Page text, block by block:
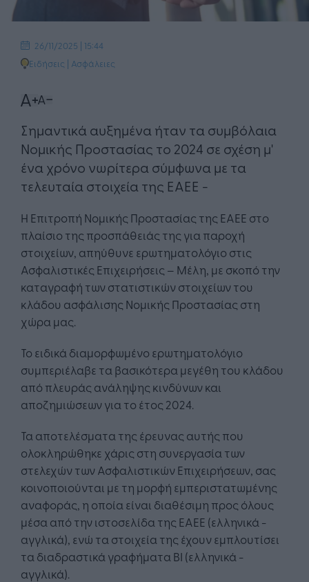
26/11/2025 | 15:44
Ειδήσεις | Ασφάλειες
Σημαντικά αυξημένα ήταν τα συμβόλαια
Νομικής Προστασίας το 2024 σε σχέση μ'
ένα χρόνο νωρίτερα σύμφωνα με τα
τελευταία στοιχεία της ΕΑΕΕ -
Η Επιτροπή Νομικής Προστασίας της ΕΑΕΕ στο
πλαίσιο της προσπάθειάς της για παροχή
στοιχείων, απηύθυνε ερωτηματολόγιο στις
Ασφαλιστικές Επιχειρήσεις – Μέλη, με σκοπό την
καταγραφή των στατιστικών στοιχείων του
κλάδου ασφάλισης Νομικής Προστασίας στη
χώρα μας.
Το ειδικά διαμορφωμένο ερωτηματολόγιο
συμπεριέλαβε τα βασικότερα μεγέθη του κλάδου
από πλευράς ανάληψης κινδύνων και
αποζημιώσεων για το έτος 2024.
Τα αποτελέσματα της έρευνας αυτής που
ολοκληρώθηκε χάρις στη συνεργασία των
στελεχών των Ασφαλιστικών Επιχειρήσεων, σας
κοινοποιούνται με τη μορφή εμπεριστατωμένης
αναφοράς, η οποία είναι διαθέσιμη προς όλους
μέσα από την ιστοσελίδα της ΕΑΕΕ (ελληνικά -
αγγλικά), ενώ τα στοιχεία της έχουν εμπλουτίσει
τα διαδραστικά γραφήματα BI (ελληνικά -
αγγλικά).